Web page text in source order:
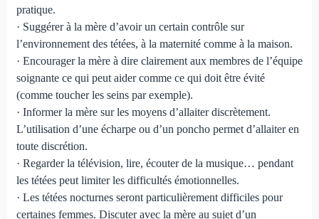
pratique.
· Suggérer à la mère d’avoir un certain contrôle sur
l’environnement des tétées, à la maternité comme à la maison.
· Encourager la mère à dire clairement aux membres de l’équipe
soignante ce qui peut aider comme ce qui doit être évité
(comme toucher les seins par exemple).
· Informer la mère sur les moyens d’allaiter discrètement.
L’utilisation d’une écharpe ou d’un poncho permet d’allaiter en
toute discrétion.
· Regarder la télévision, lire, écouter de la musique… pendant
les tétées peut limiter les difficultés émotionnelles.
· Les tétées nocturnes seront particulièrement difficiles pour
certaines femmes. Discuter avec la mère au sujet d’un